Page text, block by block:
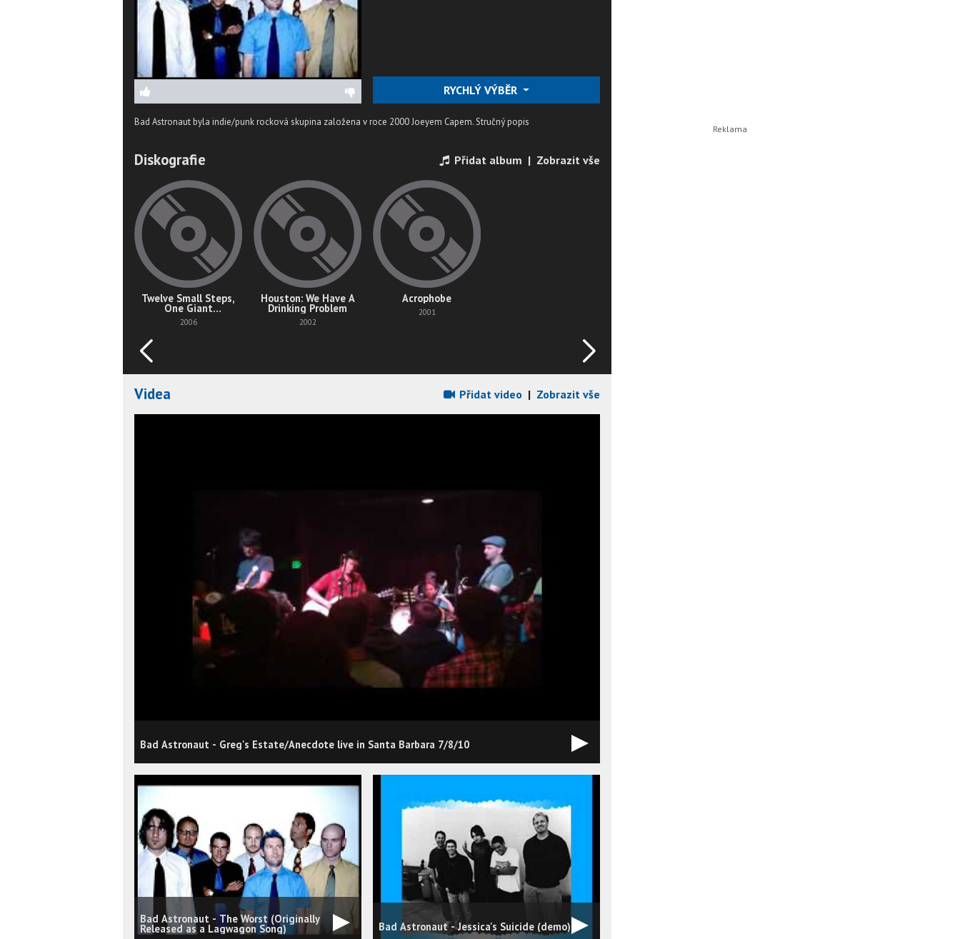
RYCHLÝ VÝBĚR
Bad Astronaut byla indie/punk rocková skupina založena v roce 2000 Joeyem Capem.Stručný popis
Diskografie Přidat album | Zobrazit vše
Twelve Small Steps,
One Giant
Disappointment
2006
Houston: We Have A
Drinking Problem
2002
Acrophobe
2001
Videa Přidat video | Zobrazit vše
Bad Astronaut - Greg's Estate/Anecdote live in Santa Barbara 7/8/10
Bad Astronaut - The Worst (Originally
Released as a Lagwagon Song) Bad Astronaut - Jessica's Suicide (demo)